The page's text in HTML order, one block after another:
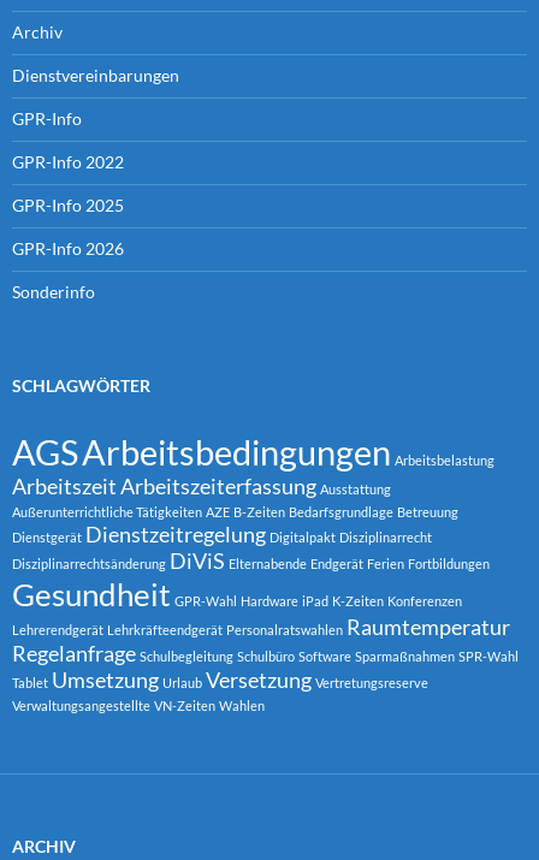
Archiv
Dienstvereinbarungen
GPR-Info
GPR-Info 2022
GPR-Info 2025
GPR-Info 2026
Sonderinfo
SCHLAGWÖRTER
AGSArbeitsbedingungen Arbeitsbelastung
ArbeitszeitArbeitszeiterfassung Ausstattung
Außerunterrichtliche Tätigkeiten AZE B-Zeiten Bedarfsgrundlage Betreuung
Dienstgerät Dienstzeitregelung Digitalpakt Disziplinarrecht
Disziplinarrechtsänderung DiViS Elternabende Endgerät Ferien Fortbildungen
Gesundheit GPR-Wahl Hardware iPad K-Zeiten Konferenzen
Lehrerendgerät Lehrkräfteendgerät Personalratswahlen Raumtemperatur
Regelanfrage Schulbegleitung Schulbüro Software Sparmaßnahmen SPR-Wahl
Tablet Umsetzung Urlaub Versetzung Vertretungsreserve
Verwaltungsangestellte VN-Zeiten Wahlen
ARCHIV